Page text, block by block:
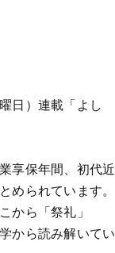
日）連載「よし
享保年間、初代近
められています。
から「祭礼」
から読み解いてい